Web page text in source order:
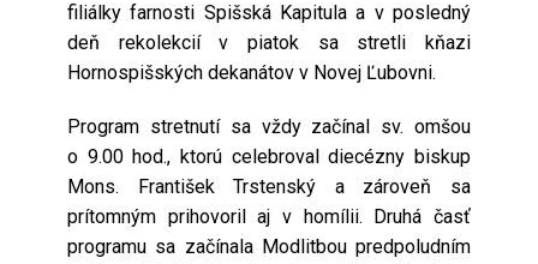
filiálky farnosti Spišská Kapitula a v posledný
deň rekolekcií v piatok sa stretli kňazi
Hornospišských dekanátov v Novej Ľubovni.
Program stretnutí sa vždy začínal sv. omšou
o 9.00 hod., ktorú celebroval diecézny biskup
Mons. František Trstenský a zároveň sa
prítomným prihovoril aj v homílii. Druhá časť
programu sa začínala Modlitbou predpoludním